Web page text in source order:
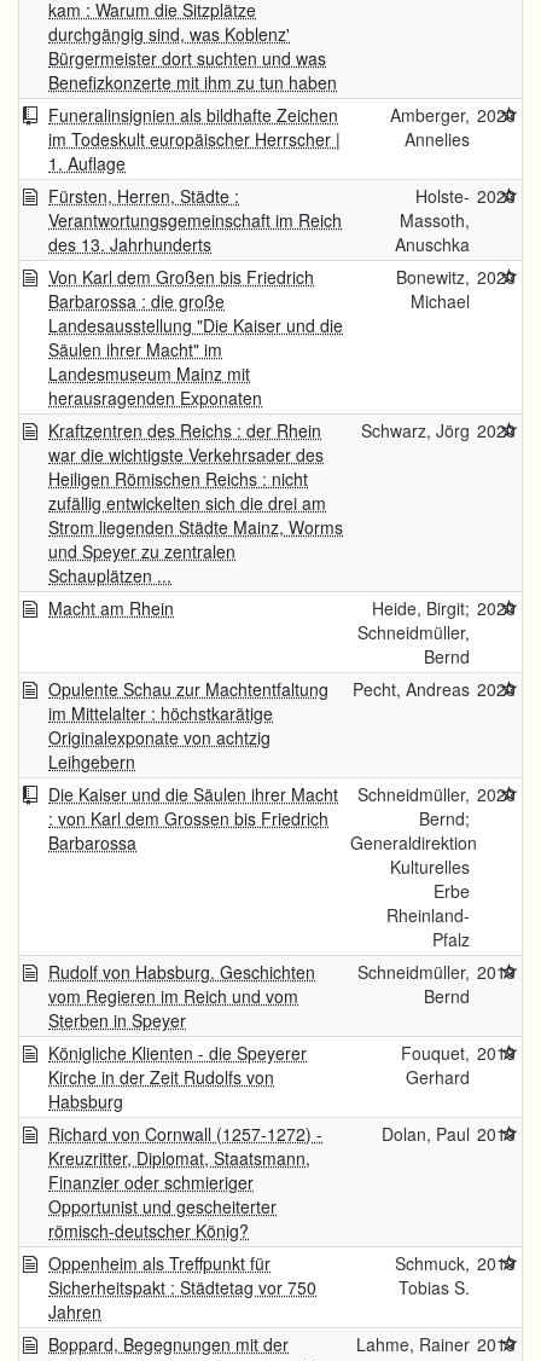
kam : Warum die Sitzplätze
durchgängig sind, was Koblenz'
Bürgermeister dort suchten und was
Benefizkonzerte mit ihm zu tun haben
Funeralinsignien als bildhafte Zeichen
im Todeskult europäischer Herrscher |
1. Auflage
Amberger,
Annelies
2020
Fürsten, Herren, Städte :
Verantwortungsgemeinschaft im Reich
des 13. Jahrhunderts
Holste-
Massoth,
Anuschka
2020
Von Karl dem Großen bis Friedrich
Barbarossa : die große
Landesausstellung "Die Kaiser und die
Säulen ihrer Macht" im
Landesmuseum Mainz mit
herausragenden Exponaten
Bonewitz,
Michael
2020
Kraftzentren des Reichs : der Rhein
war die wichtigste Verkehrsader des
Heiligen Römischen Reichs : nicht
zufällig entwickelten sich die drei am
Strom liegenden Städte Mainz, Worms
und Speyer zu zentralen
Schauplätzen ...
Schwarz, Jörg 2020
Macht am Rhein
Heide, Birgit;
Schneidmüller,
Bernd
2020
Opulente Schau zur Machtentfaltung
im Mittelalter : höchstkarätige
Originalexponate von achtzig
Leihgebern
Pecht, Andreas 2020
Die Kaiser und die Säulen ihrer Macht
: von Karl dem Grossen bis Friedrich
Barbarossa
Schneidmüller,
Bernd;
Generaldirektion
Kulturelles
Erbe
Rheinland-
Pfalz
2020
Rudolf von Habsburg. Geschichten
vom Regieren im Reich und vom
Sterben in Speyer
Schneidmüller,
Bernd
2019
Königliche Klienten - die Speyerer
Kirche in der Zeit Rudolfs von
Habsburg
Fouquet,
Gerhard
2019
Richard von Cornwall (1257-1272) -
Kreuzritter, Diplomat, Staatsmann,
Finanzier oder schmieriger
Opportunist und gescheiterter
römisch-deutscher König?
Dolan, Paul 2019
Oppenheim als Treffpunkt für
Sicherheitspakt : Städtetag vor 750
Jahren
Schmuck,
Tobias S.
2019
Boppard, Begegnungen mit der
Lahme, Rainer 2019